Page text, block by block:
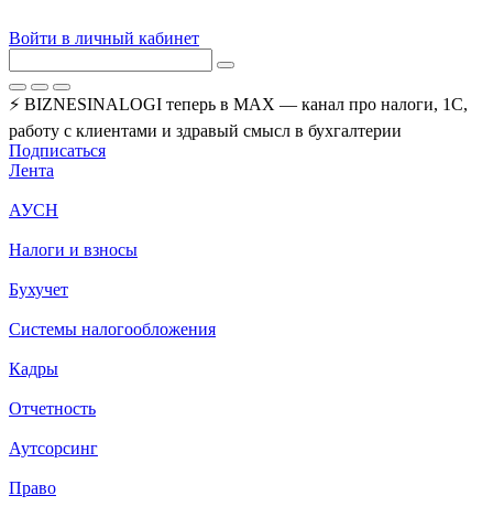
Войти в личный кабинет
⚡ BIZNESINALOGI теперь в MAX — канал про налоги, 1С,
работу с клиентами и здравый смысл в бухгалтерии
Подписаться
Лента
АУСН
Налоги и взносы
Бухучет
Системы налогообложения
Кадры
Отчетность
Аутсорсинг
Право